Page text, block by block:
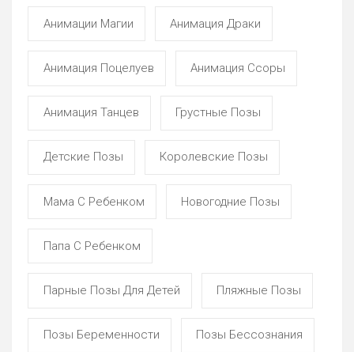
Анимации Магии Анимация Драки
Анимация Поцелуев Анимация Ссоры
Анимация Танцев Грустные Позы
Детские Позы Королевские Позы
Мама С Ребенком Новогодние Позы
Папа С Ребенком
Парные Позы Для Детей Пляжные Позы
Позы Беременности Позы Бессознания